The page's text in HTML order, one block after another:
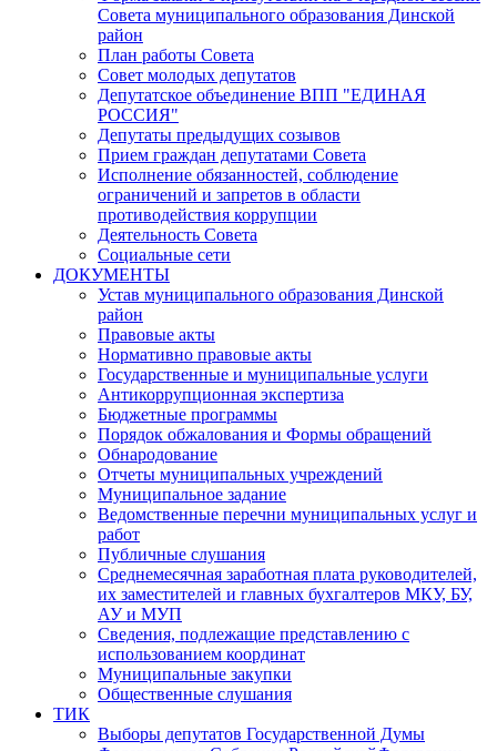
Совета муниципального образования Динской
район
План работы Совета
Совет молодых депутатов
Депутатское объединение ВПП "ЕДИНАЯ
РОССИЯ"
Депутаты предыдущих созывов
Прием граждан депутатами Совета
Исполнение обязанностей, соблюдение
ограничений и запретов в области
противодействия коррупции
Деятельность Совета
Социальные сети
ДОКУМЕНТЫ
Устав муниципального образования Динской
район
Правовые акты
Нормативно правовые акты
Государственные и муниципальные услуги
Антикоррупционная экспертиза
Бюджетные программы
Порядок обжалования и Формы обращений
Обнародование
Отчеты муниципальных учреждений
Муниципальное задание
Ведомственные перечни муниципальных услуг и
работ
Публичные слушания
Среднемесячная заработная плата руководителей,
их заместителей и главных бухгалтеров МКУ, БУ,
АУ и МУП
Сведения, подлежащие представлению с
использованием координат
Муниципальные закупки
Общественные слушания
ТИК
Выборы депутатов Государственной Думы